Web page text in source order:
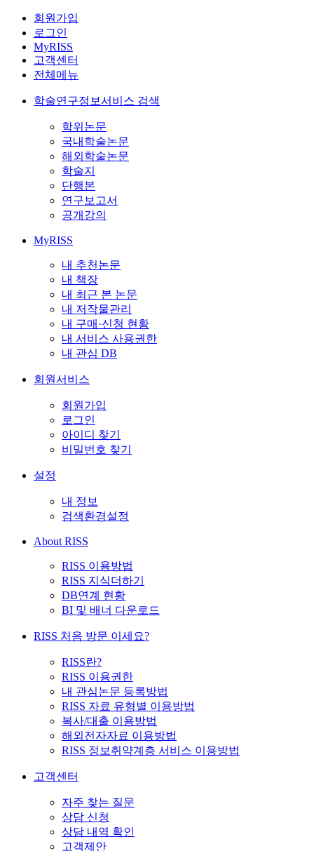
회원가입
로그인
MyRISS
고객센터
전체메뉴
학술연구정보서비스 검색
학위논문
국내학술논문
해외학술논문
학술지
단행본
연구보고서
공개강의
MyRISS
내 추천논문
내 책장
내 최근 본 논문
내 저작물관리
내 구매·신청 현황
내 서비스 사용권한
내 관심 DB
회원서비스
회원가입
로그인
아이디 찾기
비밀번호 찾기
설정
내 정보
검색환경설정
About RISS
RISS 이용방법
RISS 지식더하기
DB연계 현황
BI 및 배너 다운로드
RISS 처음 방문 이세요?
RISS란?
RISS 이용권한
내 관심논문 등록방법
RISS 자료 유형별 이용방법
복사/대출 이용방법
해외전자자료 이용방법
RISS 정보취약계층 서비스 이용방법
고객센터
자주 찾는 질문
상담 신청
상담 내역 확인
고객제안